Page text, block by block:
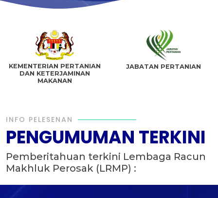
KEMENTERIAN PERTANIAN
DAN KETERJAMINAN
MAKANAN
JABATAN PERTANIAN
INFO PELESENAN
PENGUMUMAN TERKINI
Pemberitahuan terkini Lembaga Racun
Makhluk Perosak (LRMP) :